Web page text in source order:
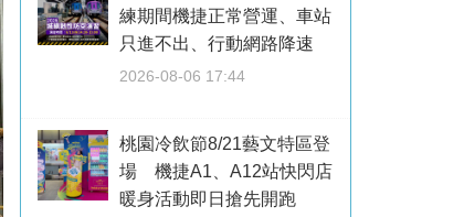
練期間機捷正常營運、車站
只進不出、行動網路降速
2026-08-06 17:44
桃園冷飲節8/21藝文特區登
場 機捷A1、A12站快閃店
暖身活動即日搶先開跑